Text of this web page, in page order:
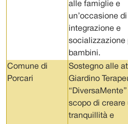
alle famiglie e
un’occasione di
integrazione e
socializzazione
bambini.
Comune di
Porcari
Sostegno alle
Giardino
scopo di creare
tranquillità e